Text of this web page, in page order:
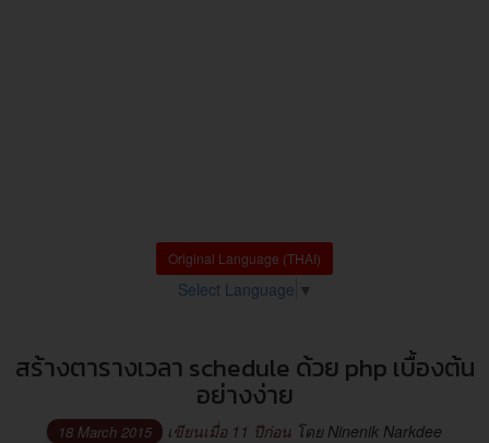
Original Language (THAI)
Select Language ▼
สร้างตารางเวลา schedule ด้วย php เบื้องต้น
อย่างง่าย
18 March 2015 เขียนเมื่อ 11 ปีก่อน โดย Ninenik Narkdee